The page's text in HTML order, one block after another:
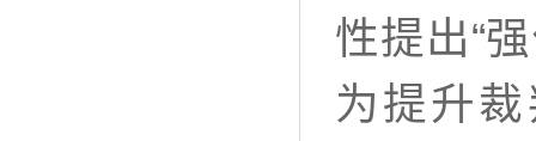
性提出“
为提升